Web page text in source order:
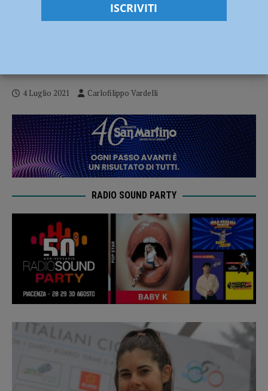
VO2 Team Pink, Carlotta Cipressi
4 Luglio 2021 Carlofilippo Vardelli
RADIO SOUND PARTY